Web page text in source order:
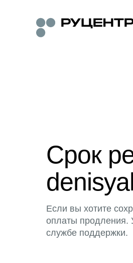
Срок
Если вы хотите
оплаты продления.
службе поддержки.